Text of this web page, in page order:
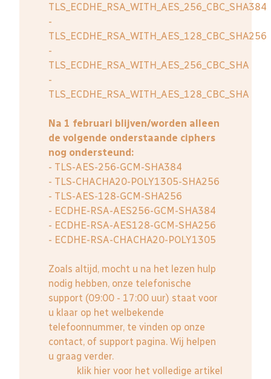
TLS_ECDHE_RSA_WITH_AES_256_CBC_SHA384
-
TLS_ECDHE_RSA_WITH_AES_128_CBC_SHA256
-
TLS_ECDHE_RSA_WITH_AES_256_CBC_SHA
-
TLS_ECDHE_RSA_WITH_AES_128_CBC_SHA
Na 1 februari blijven/worden alleen
de volgende onderstaande ciphers
nog ondersteund:
- TLS-AES-256-GCM-SHA384
- TLS-CHACHA20-POLY1305-SHA256
- TLS-AES-128-GCM-SHA256
- ECDHE-RSA-AES256-GCM-SHA384
- ECDHE-RSA-AES128-GCM-SHA256
- ECDHE-RSA-CHACHA20-POLY1305
Zoals altijd, mocht u na het lezen hulp
nodig hebben, onze telefonische
support (09:00 - 17:00 uur) staat voor
u klaar op het welbekende
telefoonnummer, te vinden op onze
contact, of support pagina. Wij helpen
u graag verder.
klik hier voor het volledige artikel